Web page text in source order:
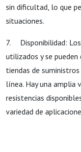
sin dificultad, lo que
situaciones.
7. Disponibilidad:
utilizados y se
tiendas de
línea. Hay una amplia
resistencias
variedad de